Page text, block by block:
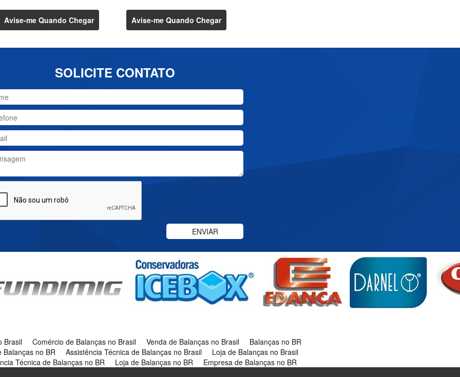
Avise-me Quando Chegar Avise-me Quando Chegar
SOLICITE CONTATO
Brasil Comércio de Balanças no Brasil Venda de Balanças no Brasil
Balanças no BR
Balanças no BR Assistência Técnica de Balanças no Brasil
Loja de Balanças no Brasil
Técnica de Balanças no BR Loja de Balanças no BR Empresa de Balanças no BR